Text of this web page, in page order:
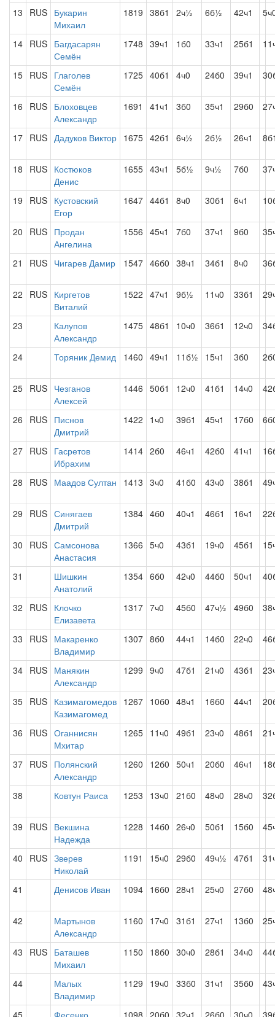
13 RUS Букарин
Михаил
1819 38б1 2ч½ 6б½ 42ч1
14 RUS Багдасарян
Семён
1748 39ч1 1б0 33ч1 25б1
15 RUS Глаголев
Семён
1725 40б1 4ч0 24б0 39ч1
16 RUS Блоховцев
Александр
1691 41ч1 3б0 35ч1 29б0
17 RUS Дадуков Виктор 1675 42б1 6ч½ 2б½ 26ч1
18 RUS Костюков
Денис
1655 43ч1 5б½ 9ч½ 7б0
19 RUS Кустовский
Егор
1647 44б1 8ч0 30б1 6ч1
20 RUS Продан
Ангелина
1556 45ч1 7б0 37ч1 9б0
21 RUS Чигарев Дамир 1547 46б0 38ч1 34б1 8ч0
22 RUS Киргетов
Виталий
1522 47ч1 9б½ 11ч0 33б1
23
Калупов
Александр
1475 48б1 10ч0 36б1 12ч0
24 Торяник Демид 1460 49ч1 11б½ 15ч1 3б0
25 RUS Чезганов
Алексей
1446 50б1 12ч0 41б1 14ч0
26 RUS Писнов
Дмитрий
1422 1ч0 39б1 45ч1 17б0
27 RUS Гасретов
Ибрахим
1414 2б0 46ч1 42б0 41ч1
28 RUS Маадов Султан 1413 3ч0 41б0 43ч0 38б1
29 RUS Синягаев
Дмитрий
1384 4б0 40ч1 46б1 16ч1
30 RUS Самсонова
Анастасия
1366 5ч0 43б1 19ч0 45б1
31
Шишкин
Анатолий
1354 6б0 42ч0 44б0 50ч1
32 RUS Клочко
Елизавета
1317 7ч0 45б0 47ч½ 49б0
33 RUS Макаренко
Владимир
1307 8б0 44ч1 14б0 22ч0
34 RUS Манякин
Александр
1299 9ч0 47б1 21ч0 43б1
35 RUS Казимагомедов
Казимагомед
1267 10б0 48ч1 16б0 44ч1
36 RUS Оганнисян
Мхитар
1265 11ч0 49б1 23ч0 48б1
37 RUS Полянский
Александр
1260 12б0 50ч1 20б0 46ч1
38 Ковтун Раиса 1253 13ч0 21б0 48ч0 28ч0
39 RUS Векшина
Надежда
1228 14б0 26ч0 50б1 15б0
40 RUS Зверев
Николай
1191 15ч0 29б0 49ч½ 47б1
41 Денисов Иван 1094 16б0 28ч1 25ч0 27б0
42
Мартынов
Александр
1160 17ч0 31б1 27ч1 13б0
43 RUS Баташев
Михаил
1150 18б0 30ч0 28б1 34ч0
44
Малых
Владимир
1129 19ч0 33б0 31ч1 35б0
45 Фесенко 1098 20б0 32ч1 26б0 30ч0